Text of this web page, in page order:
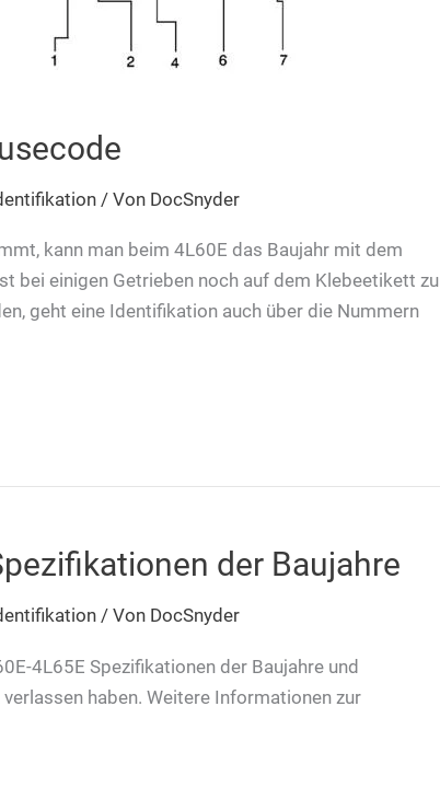
/ Von DocSnyder
kann man beim 4L60E das Baujahr mit dem
bei einigen Getrieben noch auf dem Klebeetikett zu
geht eine Identifikation auch über die Nummern
der Baujahre
/ Von DocSnyder
4L65E Spezifikationen der Baujahre und
haben. Weitere Informationen zur